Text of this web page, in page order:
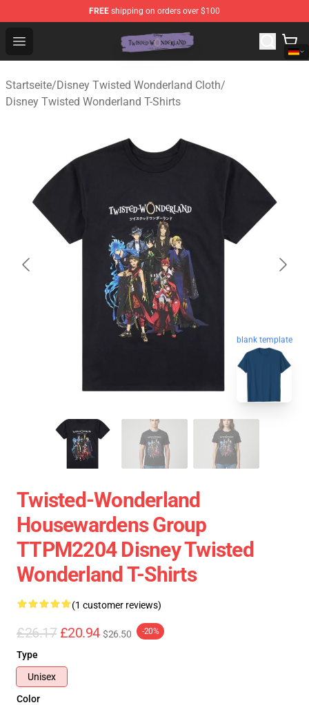
FREE shipping on orders over $100
Open menu
Twisted Wonderland Store - Official Twisted
Startseite/Disney Twisted Wonderland Cloth/
Disney Twisted Wonderland T-Shirts
blank template
Twisted-Wonderland
Housewardens Group
TTPM2204 Disney Twisted
Wonderland T-Shirts
(1 customer reviews)
£26.17 £20.94 $26.50 -20%
Type
Unisex
Color